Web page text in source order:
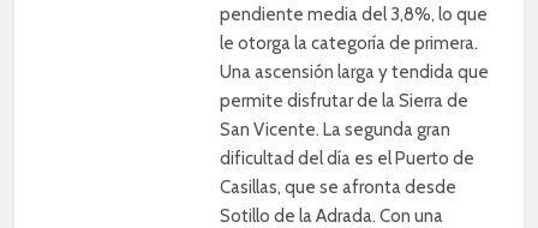
pendiente media del 3,8%, lo que
le otorga la categoría de primera.
Una ascensión larga y tendida que
permite disfrutar de la Sierra de
San Vicente. La segunda gran
dificultad del día es el Puerto de
Casillas, que se afronta desde
Sotillo de la Adrada. Con una